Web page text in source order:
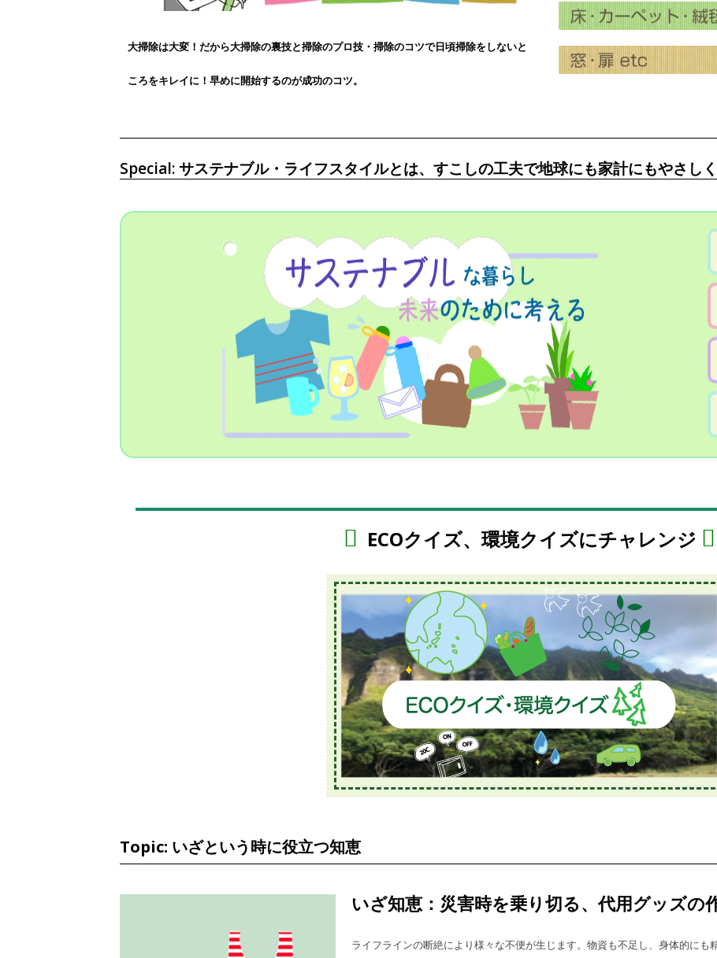
大掃除は大変！だから大掃除の裏技と掃除のプロ技・掃除のコツで日頃掃除をしないと
ころをキレイに！早めに開始するのが成功のコツ。
Special: サステナブル・ライフスタイルとは、すこしの工夫で地球にも家計にもやさし
ECOクイズ、環境クイズにチャレンジ
Topic: いざという時に役立つ知恵
いざ知恵：災害時を乗り切る、代用グッズの
ライフラインの断絶により様々な不便が生じます。物資も不足し、身体的にも